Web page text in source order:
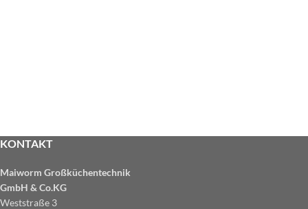
KONTAKT
Maiworm Großküchentechnik
GmbH & Co.KG
Weststraße 3